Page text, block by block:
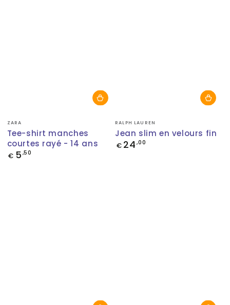
Fournisseur:
ZARA
Tee-shirt manches
courtes rayé - 14 ans
Prix
€ 5 ,50
Fournisseur:
RALPH LAUREN
Jean slim en velours fin
Prix
€ 24 ,00